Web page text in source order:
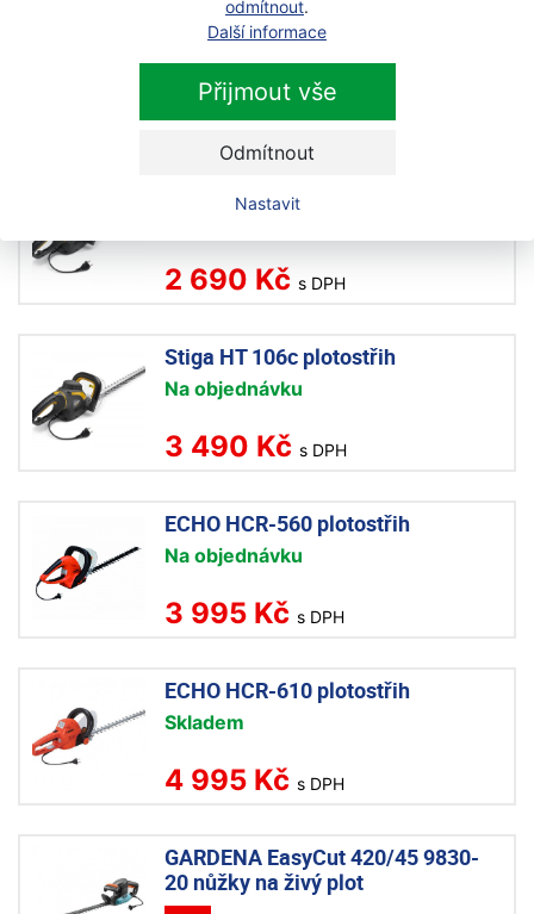
odmítnout.
Další informace
Přijmout vše
Odmítnout
Nastavit
Další produkty z kategorie
elektrické
Stiga HT 105c plotostřih
2 690 Kč s DPH
Stiga HT 106c plotostřih
Na objednávku
3 490 Kč s DPH
ECHO HCR-560 plotostřih
Na objednávku
3 995 Kč s DPH
ECHO HCR-610 plotostřih
Skladem
4 995 Kč s DPH
GARDENA EasyCut 420/45 9830-
20 nůžky na živý plot